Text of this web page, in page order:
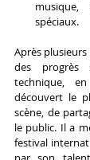
spéciaux.
Après
des progrès
technique,
découvert le
scène, de
le public. Il a
festival